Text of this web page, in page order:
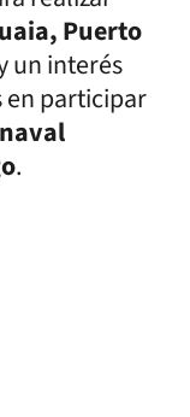
Puerto
un interés
en participar
.